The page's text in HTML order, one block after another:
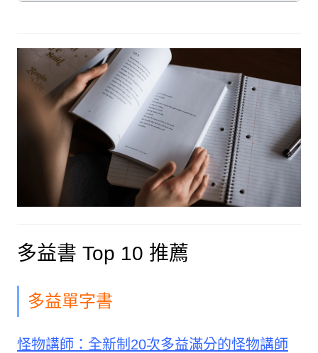
多益書 Top 10 推薦
多益單字書
怪物講師：全新制20次多益滿分的怪物講師